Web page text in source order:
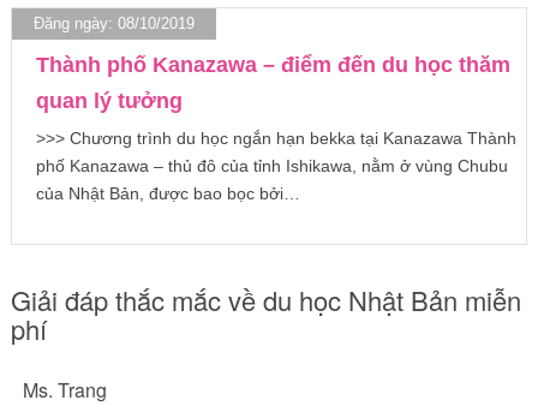
Đăng ngày: 08/10/2019
Thành phố Kanazawa – điểm đến du học thăm
quan lý tưởng
>>> Chương trình du học ngắn hạn bekka tại Kanazawa Thành
phố Kanazawa – thủ đô của tỉnh Ishikawa, nằm ở vùng Chubu
của Nhật Bản, được bao bọc bởi…
Giải đáp thắc mắc về du học Nhật Bản miễn
phí
Ms. Trang